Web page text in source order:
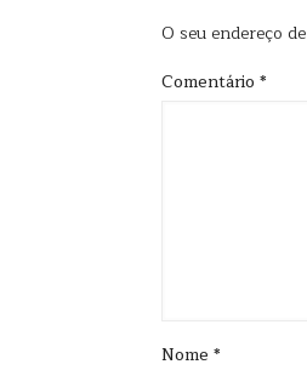
O seu endereço
Comentário *
Nome *